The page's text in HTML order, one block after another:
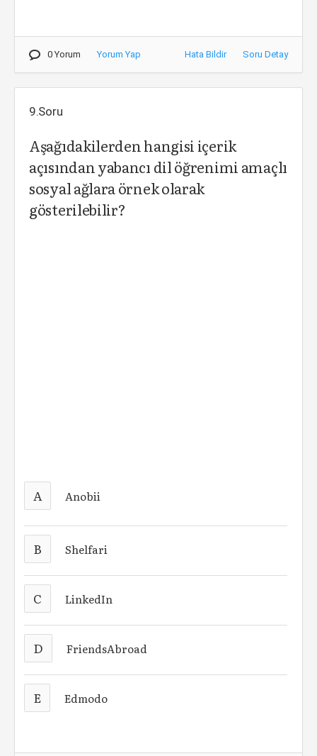
0 Yorum Yorum Yap Hata Bildir Soru Detay
9.Soru
Aşağıdakilerden hangisi içerik
açısından yabancı dil öğrenimi amaçlı
sosyal ağlara örnek olarak
gösterilebilir?
A Anobii
B Shelfari
C LinkedIn
D FriendsAbroad
E Edmodo